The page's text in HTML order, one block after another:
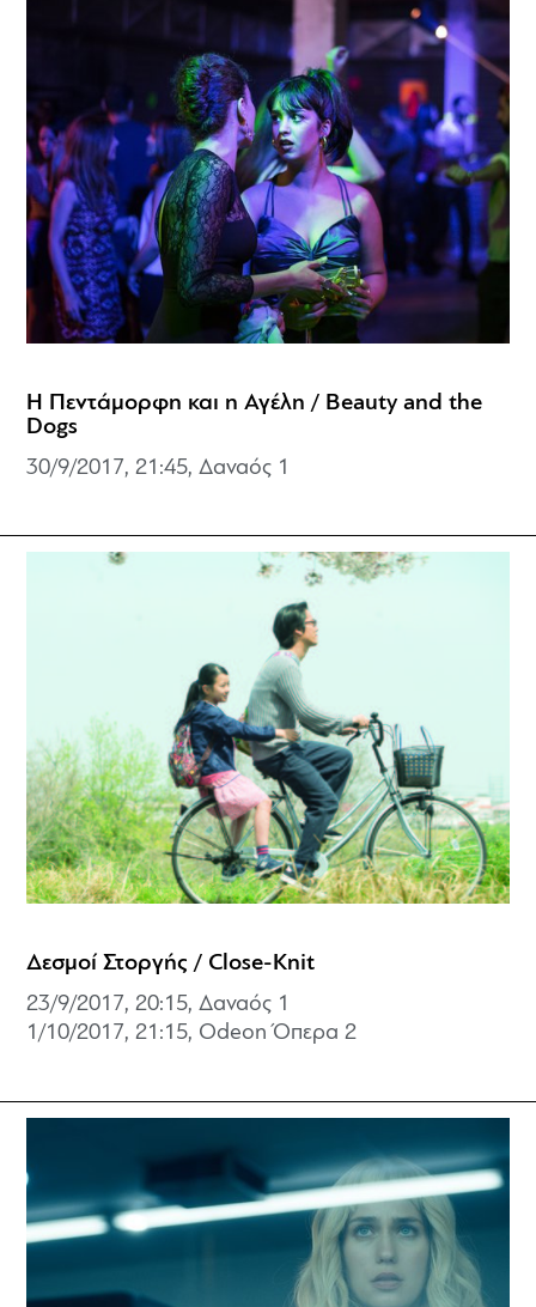
Η Πεντάμορφη και η Αγέλη / Beauty and the
Dogs
30/9/2017, 21:45, Δαναός 1
Δεσμοί Στοργής / Close-Knit
23/9/2017, 20:15, Δαναός 1
1/10/2017, 21:15, Odeon Όπερα 2